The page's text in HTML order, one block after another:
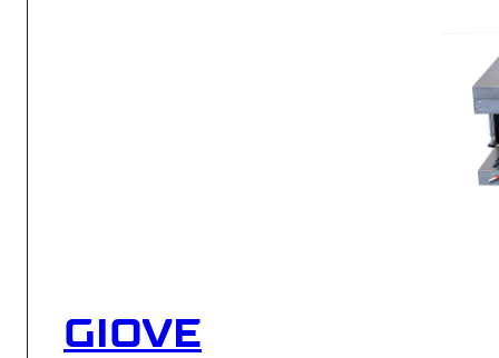
GIOVE